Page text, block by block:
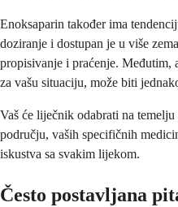
Enoksaparin također ima
doziranje i dostupan je u više
propisivanje i praćenje. Međutim,
za vašu situaciju, može biti
Vaš će liječnik odabrati na
području, vaših specifičnih
iskustva sa svakim lijekom.
Često postavljana